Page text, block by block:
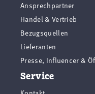
Ansprechpartner
Handel & Vertrieb
Bezugsquellen
Lieferanten
Presse, Influencer &
Service